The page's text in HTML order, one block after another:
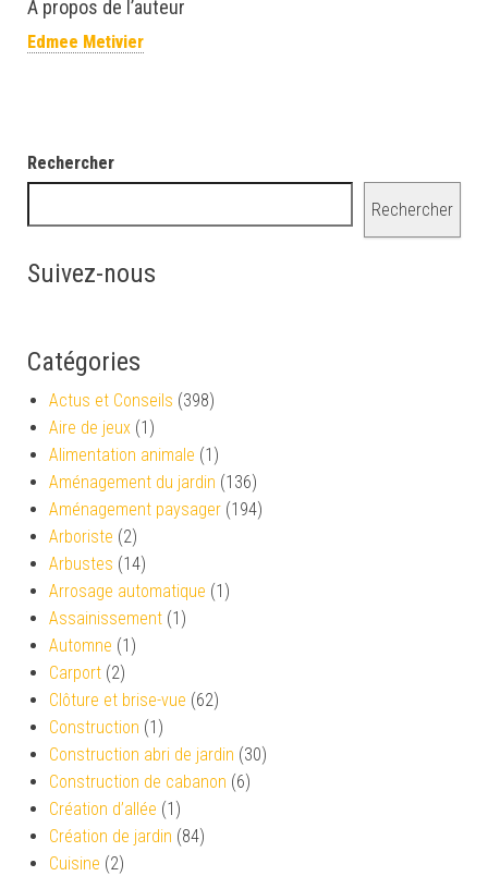
À propos de l’auteur
Edmee Metivier
Rechercher
Rechercher
Suivez-nous
Catégories
Actus et Conseils (398)
Aire de jeux (1)
Alimentation animale (1)
Aménagement du jardin (136)
Aménagement paysager (194)
Arboriste (2)
Arbustes (14)
Arrosage automatique (1)
Assainissement (1)
Automne (1)
Carport (2)
Clôture et brise-vue (62)
Construction (1)
Construction abri de jardin (30)
Construction de cabanon (6)
Création d’allée (1)
Création de jardin (84)
Cuisine (2)